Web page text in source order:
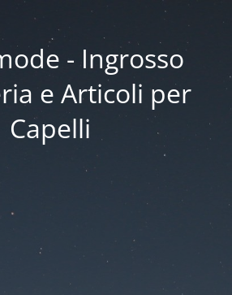
- Ingrosso
e Articoli per
Capelli